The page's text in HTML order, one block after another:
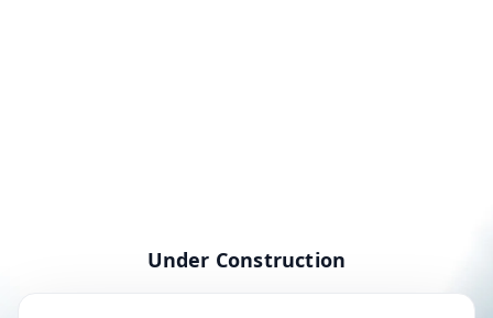
Under Construction